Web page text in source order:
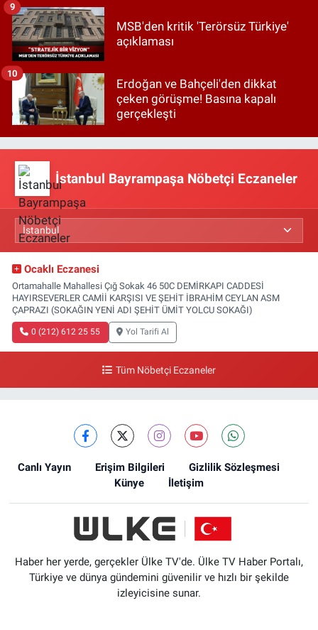
MSB'den kritik 'Terörsüz Türkiye'
açıklaması
9
Erdoğan ve Bahçeli'den dikkat
çeken görüşme! Basına kapalı
gerçekleşti
10
İstanbul Bayrampaşa Nöbetçi Eczaneler
Ocaklı Eczanesi
Ortamahalle Mahallesi Çığ Sokak 46 50C DEMİRKAPI CADDESİ
HAYIRSEVERLER CAMİİ KARŞISI VE ŞEHİT İBRAHİM CEYLAN ASM
ÇAPRAZI (SOKAĞIN YENİ ADI ŞEHİT ÜMİT YOLCU SOKAĞI)
0 (212) 612 25 55 Yol Tarifi Al
Tüm Nöbetçi Eczaneler
Canlı Yayın Erişim Bilgileri
Gizlilik Sözleşmesi
Künye
İletişim
Haber her yerde, gerçekler Ülke TV'de. Ülke TV Haber Portalı,
Türkiye ve dünya gündemini güvenilir ve hızlı bir şekilde
izleyicisine sunar.